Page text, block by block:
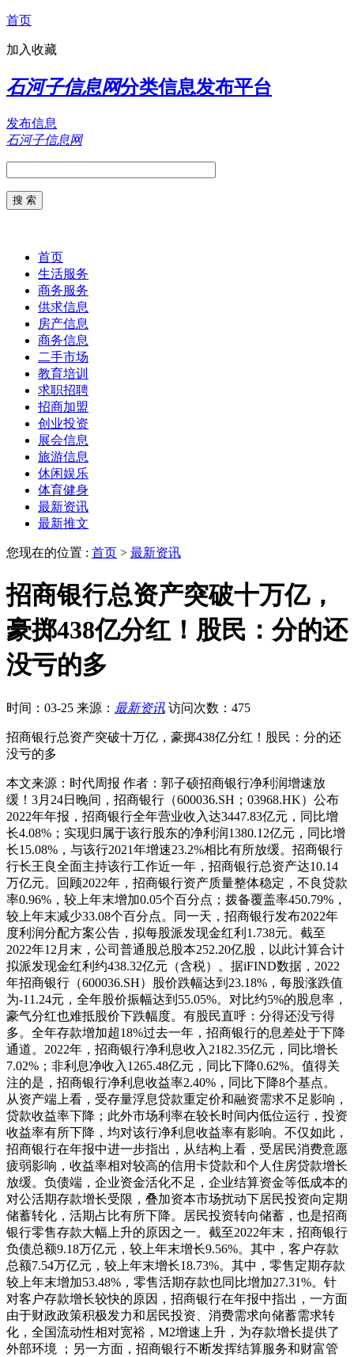
首页
加入收藏
石河子信息网分类信息发布平台
发布信息
石河子信息网
首页
生活服务
商务服务
供求信息
房产信息
商务信息
二手市场
教育培训
求职招聘
招商加盟
创业投资
展会信息
旅游信息
休闲娱乐
体育健身
最新资讯
最新推文
您现在的位置 : 首页 > 最新资讯
招商银行总资产突破十万亿，
豪掷438亿分红！股民：分的还
没亏的多
时间：03-25 来源： 最新资讯 访问次数：475
招商银行总资产突破十万亿，豪掷438亿分红！股民：分的还
没亏的多
本文来源：时代周报 作者：郭子硕招商银行净利润增速放
缓！3月24日晚间，招商银行（600036.SH；03968.HK）公布
2022年年报，招商银行全年营业收入达3447.83亿元，同比增
长4.08%；实现归属于该行股东的净利润1380.12亿元，同比增
长15.08%，与该行2021年增速23.2%相比有所放缓。招商银行
行长王良全面主持该行工作近一年，招商银行总资产达10.14
万亿元。回顾2022年，招商银行资产质量整体稳定，不良贷款
率0.96%，较上年末增加0.05个百分点；拨备覆盖率450.79%，
较上年末减少33.08个百分点。同一天，招商银行发布2022年
度利润分配方案公告，拟每股派发现金红利1.738元。截至
2022年12月末，公司普通股总股本252.20亿股，以此计算合计
拟派发现金红利约438.32亿元（含税）。据iFIND数据，2022
年招商银行（600036.SH）股价跌幅达到23.18%，每股涨跌值
为-11.24元，全年股价振幅达到55.05%。对比约5%的股息率，
豪气分红也难抵股价下跌幅度。有股民直呼：分得还没亏得
多。全年存款增加超18%过去一年，招商银行的息差处于下降
通道。2022年，招商银行净利息收入2182.35亿元，同比增长
7.02%；非利息净收入1265.48亿元，同比下降0.62%。值得关
注的是，招商银行净利息收益率2.40%，同比下降8个基点。
从资产端上看，受存量浮息贷款重定价和融资需求不足影响，
贷款收益率下降；此外市场利率在较长时间内低位运行，投资
收益率有所下降，均对该行净利息收益率有影响。不仅如此，
招商银行在年报中进一步指出，从结构上看，受居民消费意愿
疲弱影响，收益率相对较高的信用卡贷款和个人住房贷款增长
放缓。负债端，企业资金活化不足，企业结算资金等低成本的
对公活期存款增长受限，叠加资本市场扰动下居民投资向定期
储蓄转化，活期占比有所下降。居民投资转向储蓄，也是招商
银行零售存款大幅上升的原因之一。截至2022年末，招商银行
负债总额9.18万亿元，较上年末增长9.56%。其中，客户存款
总额7.54万亿元，较上年末增长18.73%。其中，零售定期存款
较上年末增加53.48%，零售活期存款也同比增加27.31%。针
对客户存款增长较快的原因，招商银行在年报中指出，一方面
由于财政政策积极发力和居民投资、消费需求向储蓄需求转
化，全国流动性相对宽裕，M2增速上升，为存款增长提供了
外部环境 ；另一方面，招商银行不断发挥结算服务和财富管